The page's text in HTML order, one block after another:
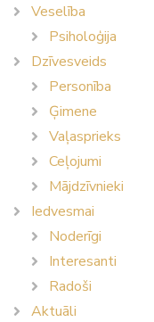
Veselība
Psiholoģija
Dzīvesveids
Personība
Ģimene
Vaļasprieks
Ceļojumi
Mājdzīvnieki
Iedvesmai
Noderīgi
Interesanti
Radoši
Aktuāli